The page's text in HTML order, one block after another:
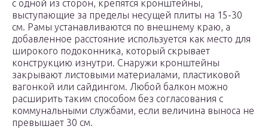
с одной из сторон, крепятся кронштейны,
выступающие за пределы несущей плиты на 15-30
см. Рамы устанавливаются по внешнему краю, а
добавленное расстояние используется как место для
широкого подоконника, который скрывает
конструкцию изнутри. Снаружи кронштейны
закрывают листовыми материалами, пластиковой
вагонкой или сайдингом. Любой балкон можно
расширить таким способом без согласования с
коммунальными службами, если величина выноса не
превышает 30 см.